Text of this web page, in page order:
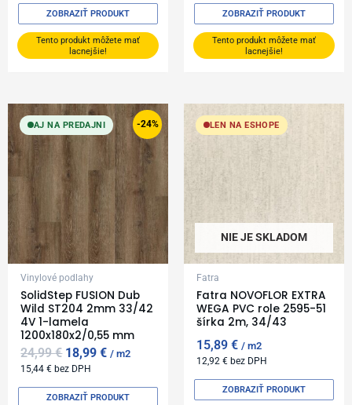
Tento produkt môžete mať
lacnejšie!
ZOBRAZIŤ PRODUKT
Tento produkt môžete mať
lacnejšie!
ZOBRAZIŤ PRODUKT
-24%
AJ NA PREDAJNI
Vinylové podlahy
SolidStep FUSION Dub
Wild ST204 2mm 33/42
4V 1-lamela
1200x180x2/0,55 mm
24,99€
Original
price
was:
24,99 €.
18,99€
Current
price
is:
18,99 €.
m2
15,44€ bez DPH
ZOBRAZIŤ PRODUKT
LEN NA ESHOPE
NIE JE SKLADOM
Fatra
Fatra NOVOFLOR EXTRA
WEGA PVC role 2595-51
šírka 2m, 34/43
15,89€ m2
12,92€ bez DPH
ZOBRAZIŤ PRODUKT